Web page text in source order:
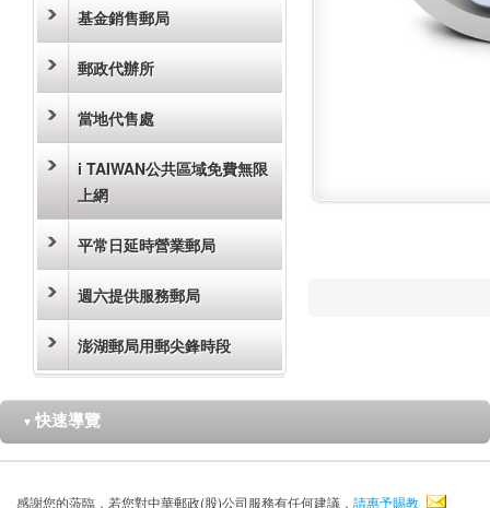
基金銷售郵局
郵政代辦所
當地代售處
i TAIWAN公共區域免費無限
上網
平常日延時營業郵局
週六提供服務郵局
澎湖郵局用郵尖鋒時段
▼ 快速導覽
感謝您的蒞臨，若您對中華郵政(股)公司服務有任何建議， 請惠予賜教